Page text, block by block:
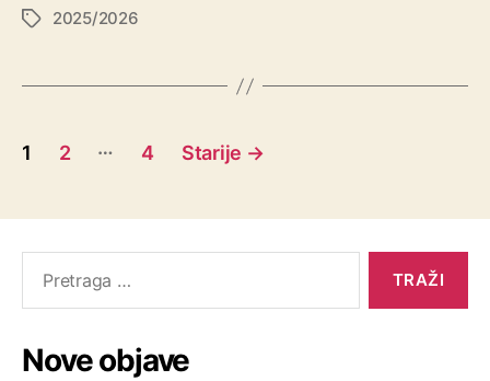
2025/2026
1 2 … 4 Starije →
Nove objave